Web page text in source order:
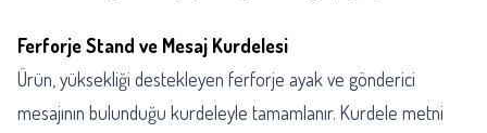
Ferforje Stand ve Mesaj Kurdelesi
Ürün, yüksekliği destekleyen ferforje ayak ve gönderici
mesajının bulunduğu kurdeleyle tamamlanır. Kurdele metni